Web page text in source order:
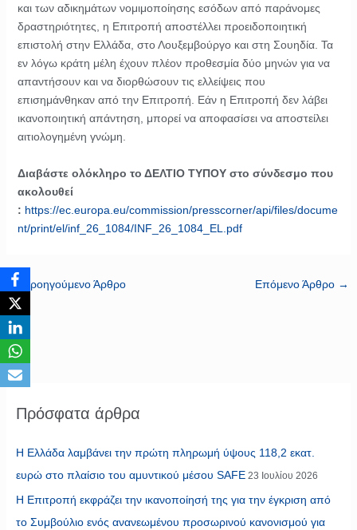
και των αδικημάτων νομιμοποίησης εσόδων από παράνομες
δραστηριότητες, η Επιτροπή αποστέλλει προειδοποιητική
επιστολή στην Ελλάδα, στο Λουξεμβούργο και στη Σουηδία. Τα
εν λόγω κράτη μέλη έχουν πλέον προθεσμία δύο μηνών για να
απαντήσουν και να διορθώσουν τις ελλείψεις που
επισημάνθηκαν από την Επιτροπή. Εάν η Επιτροπή δεν λάβει
ικανοποιητική απάντηση, μπορεί να αποφασίσει να αποστείλει
αιτιολογημένη γνώμη.
Διαβάστε ολόκληρο το ΔΕΛΤΙΟ ΤΥΠΟΥ στο σύνδεσμο που
ακολουθεί
: https://ec.europa.eu/commission/presscorner/api/files/docume
nt/print/el/inf_26_1084/INF_26_1084_EL.pdf
←Προηγούμενο Άρθρο Επόμενο Άρθρο →
Πρόσφατα άρθρα
Η Ελλάδα λαμβάνει την πρώτη πληρωμή ύψους 118,2 εκατ.
ευρώ στο πλαίσιο του αμυντικού μέσου SAFE 23 Ιουλίου 2026
Η Επιτροπή εκφράζει την ικανοποίησή της για την έγκριση από
το Συμβούλιο ενός ανανεωμένου προσωρινού κανονισμού για